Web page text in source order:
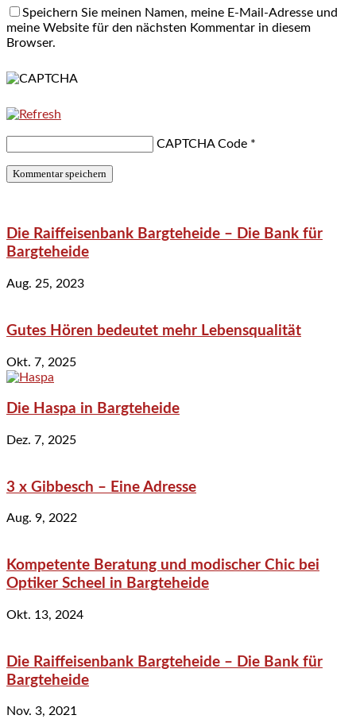
Speichern Sie meinen Namen, meine E-Mail-Adresse und
meine Website für den nächsten Kommentar in diesem
Browser.
CAPTCHA Code *
Die Raiffeisenbank Bargteheide – Die Bank für
Bargteheide
Aug. 25, 2023
Gutes Hören bedeutet mehr Lebensqualität
Okt. 7, 2025
Die Haspa in Bargteheide
Dez. 7, 2025
3 x Gibbesch – Eine Adresse
Aug. 9, 2022
Kompetente Beratung und modischer Chic bei
Optiker Scheel in Bargteheide
Okt. 13, 2024
Die Raiffeisenbank Bargteheide – Die Bank für
Bargteheide
Nov. 3, 2021